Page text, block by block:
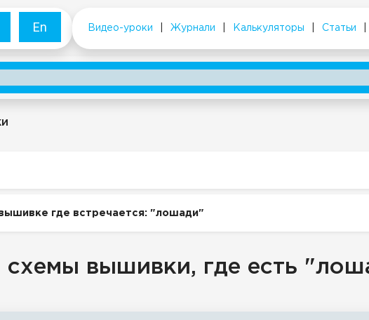
En Видео-уроки Журнали Калькуляторы Статьи
где встречается: "лошади"
схемы вышивки, где есть